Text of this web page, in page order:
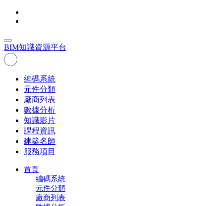
BIM知識資源平台
編碼系統
元件分類
廠商列表
數據分析
知識影片
課程資訊
建築名師
服務項目
首頁
編碼系統
元件分類
廠商列表